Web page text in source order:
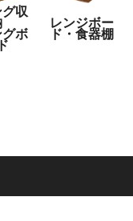
収
グボ
レンジボー
ド・食器棚